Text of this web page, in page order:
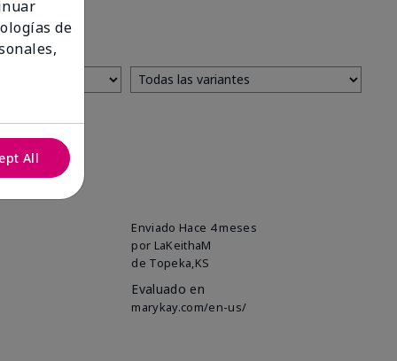
Enviado Hace 4 meses
por LaKeithaM
de Topeka,KS
Evaluado en
marykay.com/en-us/
de
All